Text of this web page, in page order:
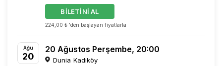
224,00 ₺ 'den başlayan fiyatlarla
BİLETİNİ AL
Ağu
20
20 Ağustos Perşembe, 20:00
Dunia Kadıköy